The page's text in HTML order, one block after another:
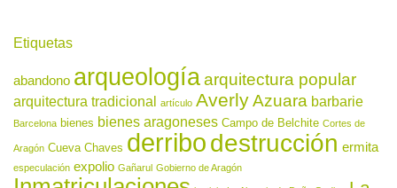
Etiquetas
abandono arqueologíaarquitectura popular
arquitectura tradicional artículo AverlyAzuara barbarie
Barcelona bienes bienes aragoneses Campo de Belchite Cortes de
Aragón Cueva Chaves derribodestrucción ermita
especulación expolio Gañarul Gobierno de Aragón